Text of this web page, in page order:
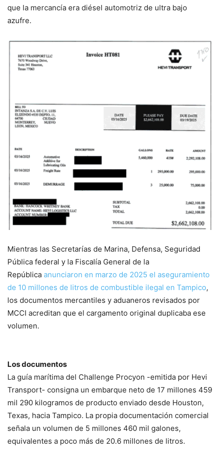
que la mercancía era diésel automotriz de ultra bajo
azufre.
Mientras las Secretarías de Marina, Defensa, Seguridad
Pública federal y la Fiscalía General de la
República anunciaron en marzo de 2025 el aseguramiento
de 10 millones de litros de combustible ilegal en Tampico,
los documentos mercantiles y aduaneros revisados por
MCCI acreditan que el cargamento original duplicaba ese
volumen.
Los documentos
La guía marítima del Challenge Procyon -emitida por Hevi
Transport- consigna un embarque neto de 17 millones 459
mil 290 kilogramos de producto enviado desde Houston,
Texas, hacia Tampico. La propia documentación comercial
señala un volumen de 5 millones 460 mil galones,
equivalentes a poco más de 20.6 millones de litros.